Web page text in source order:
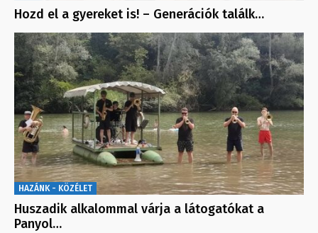
Hozd el a gyereket is! – Generációk találk…
HAZÁNK - KÖZÉLET
Huszadik alkalommal várja a látogatókat a
Panyol…